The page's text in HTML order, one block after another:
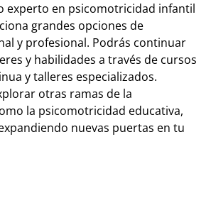
experto en psicomotricidad infantil
grandes opciones de
y profesional. Podrás continuar
y habilidades a través de cursos
y talleres especializados.
otras ramas de la
la psicomotricidad educativa,
nuevas puertas en tu